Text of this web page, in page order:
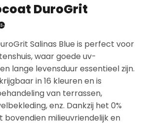
DuroGrit
Salinas Blue is perfect voor
waar goede uv-
lange levensduur essentieel zijn.
in 16 kleuren en is
van terrassen,
enz. Dankzij het 0%
bovendien milieuvriendelijk en